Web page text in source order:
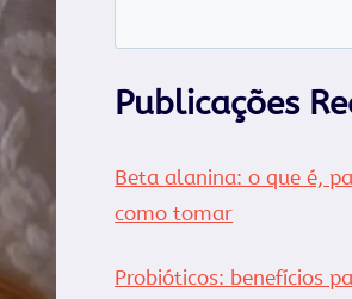
Publicações
Beta alanina: o que é,
como tomar
Probióticos: benefícios